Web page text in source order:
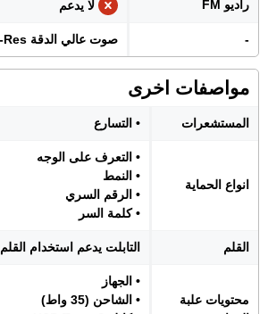
راديو FM لا يدعم
- صوت عالي الدقة Hi-Res
مواصفات اخرى
المستشعرات • التسارع
انواع الحماية
• التعرف على الوجه
• النمط
• الرقم السري
• كلمة السر
القلم التابلت يدعم استخدام القلم
محتويات علبة
• الجهاز
• الشاحن (35 واط)